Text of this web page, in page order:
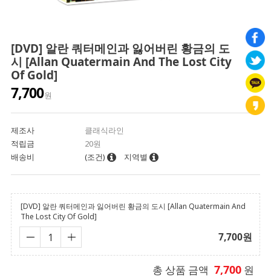
[DVD] 알란 쿼터메인과 잃어버린 황금의 도
시 [Allan Quatermain And The Lost City
Of Gold]
7,700원
제조사
클래식라인
적립금
20원
배송비
(조건) 지역별
[DVD] 알란 쿼터메인과 잃어버린 황금의 도시 [Allan Quatermain And
The Lost City Of Gold]
7,700원
총 상품 금액 7,700 원